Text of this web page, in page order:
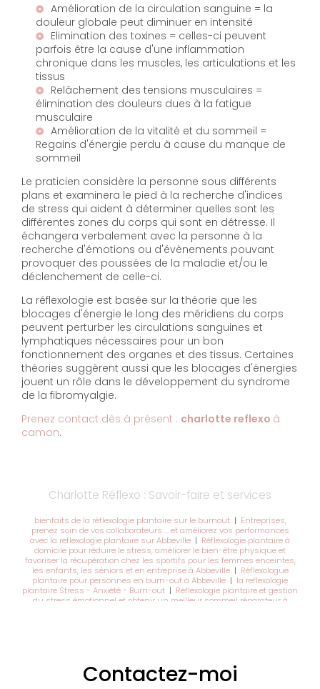
Amélioration de la circulation sanguine = la
douleur globale peut diminuer en intensité
Elimination des toxines = celles-ci peuvent
parfois être la cause d'une inflammation
chronique dans les muscles, les articulations et les
tissus
Relâchement des tensions musculaires =
élimination des douleurs dues à la fatigue
musculaire
Amélioration de la vitalité et du sommeil =
Regains d'énergie perdu à cause du manque de
sommeil
Le praticien considère la personne sous différents
plans et examinera le pied à la recherche d'indices
de stress qui aident à déterminer quelles sont les
différentes zones du corps qui sont en détresse. Il
échangera verbalement avec la personne à la
recherche d'émotions ou d'évènements pouvant
provoquer des poussées de la maladie et/ou le
déclenchement de celle-ci.
La réflexologie est basée sur la théorie que les
blocages d'énergie le long des méridiens du corps
peuvent perturber les circulations sanguines et
lymphatiques nécessaires pour un bon
fonctionnement des organes et des tissus. Certaines
théories suggèrent aussi que les blocages d'énergies
jouent un rôle dans le développement du syndrome
de la fibromyalgie.
Prenez contact dès à présent : charlotte reflexo à
camon.
Charlotte Réflexo : Savoir-faire et services
bienfaits de la réflexologie plantaire sur le burnout| Entreprises,
prenez soin de vos collaborateurs … et améliorez vos performances
avec la reflexologie plantaire sur Abbeville | Réflexologie plantaire à
domicile pour réduire le stress, améliorer le bien-être physique et
favoriser la récupération chez les sportifs pour les femmes enceintes,
les enfants, les séniors et en entreprise à Abbeville| Réflexologue
plantaire pour personnes en burn-out à Abbeville | la reflexologie
plantaire Stress - Anxiété - Burn-out | Réflexologie plantaire et gestion
du stress émotionnel et obtenir un meilleur sommeil réparateur à
Contactez-moi